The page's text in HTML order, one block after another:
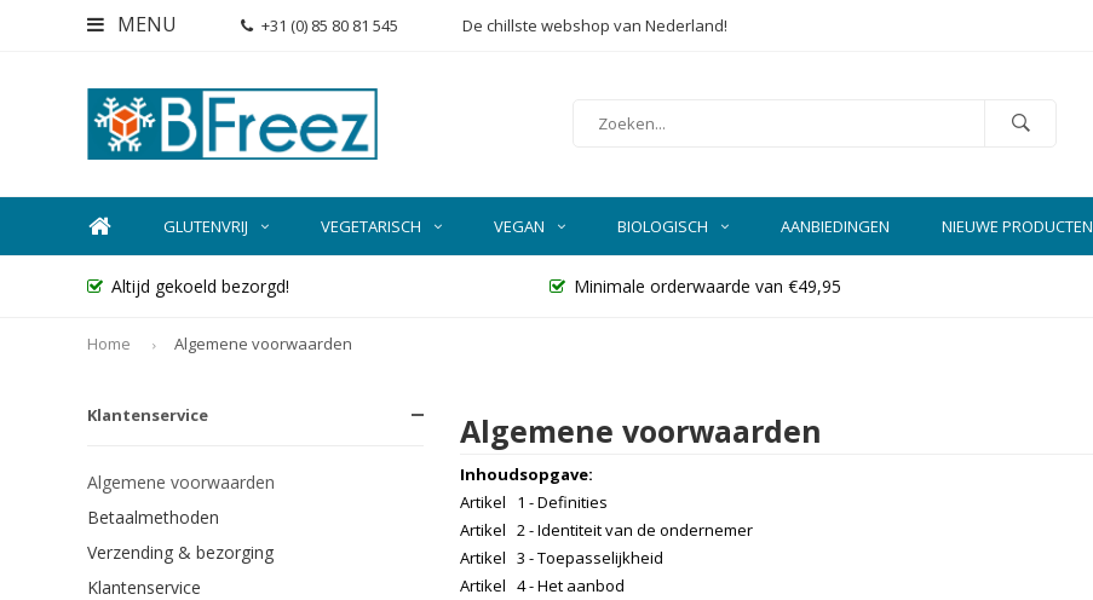
MENU +31 (0) 85 80 81 545 De chillste webshop van Nederland!
GLUTENVRIJ VEGETARISCH VEGAN BIOLOGISCH AANBIEDINGEN NIEUWE PRODUCTEN
Altijd gekoeld bezorgd! Minimale orderwaarde van €49,95
Home Algemene voorwaarden
Klantenservice
Algemene voorwaarden
Betaalmethoden
Verzending & bezorging
Klantenservice
Algemene voorwaarden
Inhoudsopgave:
Artikel 1 - Definities
Artikel 2 - Identiteit van de ondernemer
Artikel 3 - Toepasselijkheid
Artikel 4 - Het aanbod